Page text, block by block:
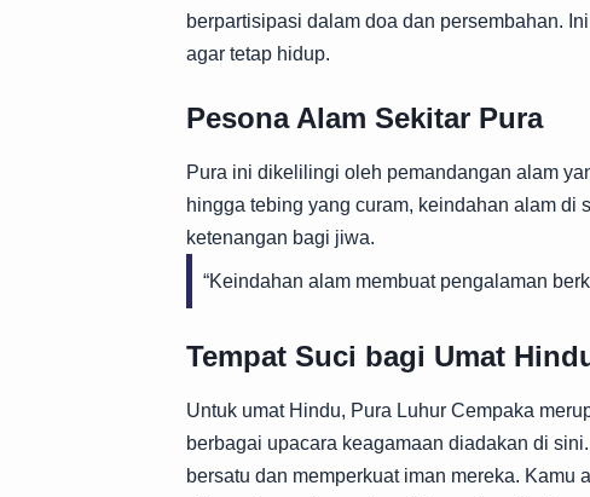
berpartisipasi dalam doa dan persembahan.
agar tetap hidup.
Pesona Alam Sekitar Pura
Pura ini dikelilingi oleh pemandangan alam
hingga tebing yang curam, keindahan alam di
ketenangan bagi jiwa.
“Keindahan alam membuat pengalaman
Tempat Suci bagi Umat
Untuk umat Hindu, Pura Luhur Cempaka
berbagai upacara keagamaan diadakan di
bersatu dan memperkuat iman mereka.